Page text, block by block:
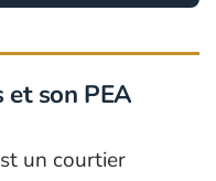
son PEA
un courtier